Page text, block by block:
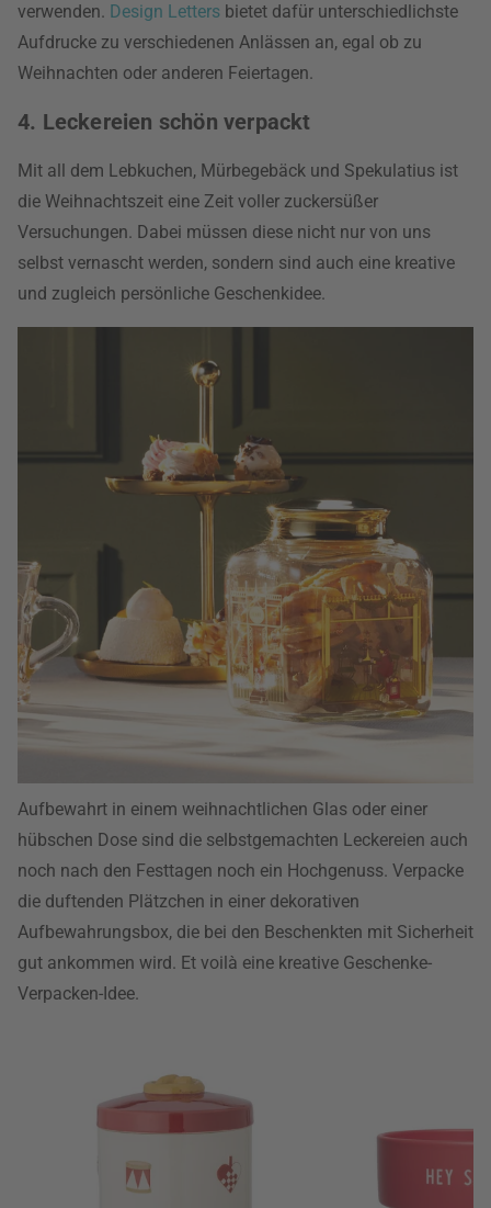
verwenden. Design Letters bietet dafür unterschiedlichste
Aufdrucke zu verschiedenen Anlässen an, egal ob zu
Weihnachten oder anderen Feiertagen.
4. Leckereien schön verpackt
Mit all dem Lebkuchen, Mürbegebäck und Spekulatius ist
die Weihnachtszeit eine Zeit voller zuckersüßer
Versuchungen. Dabei müssen diese nicht nur von uns
selbst vernascht werden, sondern sind auch eine kreative
und zugleich persönliche Geschenkidee.
Aufbewahrt in einem weihnachtlichen Glas oder einer
hübschen Dose sind die selbstgemachten Leckereien auch
noch nach den Festtagen noch ein Hochgenuss. Verpacke
die duftenden Plätzchen in einer dekorativen
Aufbewahrungsbox, die bei den Beschenkten mit Sicherheit
gut ankommen wird. Et voilà eine kreative Geschenke-
Verpacken-Idee.